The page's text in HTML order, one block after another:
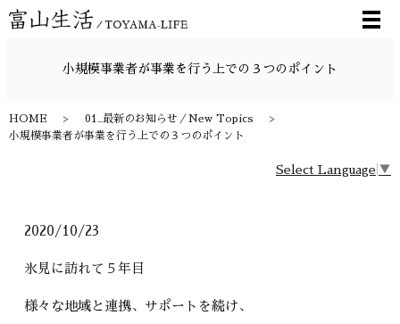
メ
小規模事業者が事業を行う上での３つのポイント
HOME
01_最新のお知らせ／New Topics
小規模事業者が事業を行う上での３つのポイント
Select Language ▼
2020/10/23
氷見に訪れて５年目
様々な地域と連携、サポートを続け、